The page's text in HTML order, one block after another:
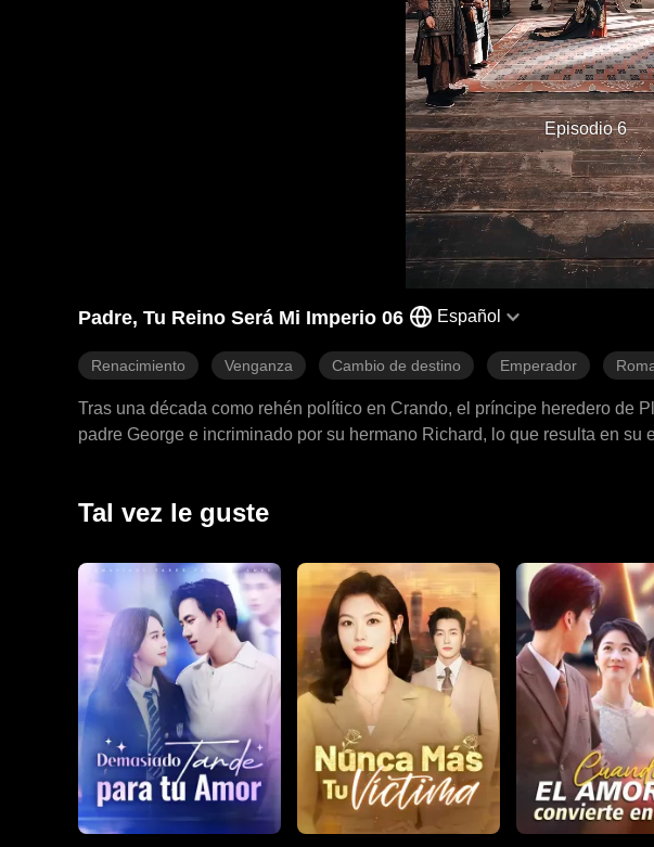
Episodio 6
Padre, Tu Reino Será Mi Imperio 06 Español
Renacimiento Venganza Cambio de destino Emperador
Tras una década como rehén político en Crando, el príncipe heredero de
padre George e incriminado por su hermano Richard, lo que resulta en
destrona a George y aplasta a una coalición de seis naciones, capturando
Tal vez le guste